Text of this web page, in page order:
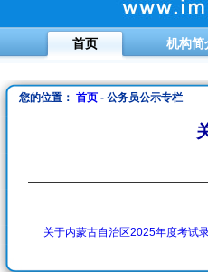
首页 机构简
您的位置： 首页- 公务员公示专栏
关于内蒙古自治区2025年度考试